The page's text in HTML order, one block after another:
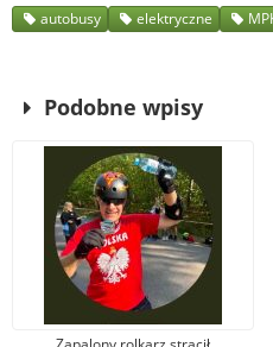
autobusy elektryczne
Podobne wpisy